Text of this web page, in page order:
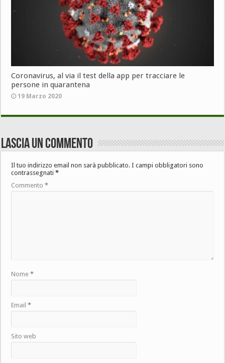
Coronavirus, al via il test della app per tracciare le
persone in quarantena
19 Marzo 2020
Lascia un commento
Il tuo indirizzo email non sarà pubblicato. I campi obbligatori sono
contrassegnati*
Commento*
Nome*
Email*
Sito web